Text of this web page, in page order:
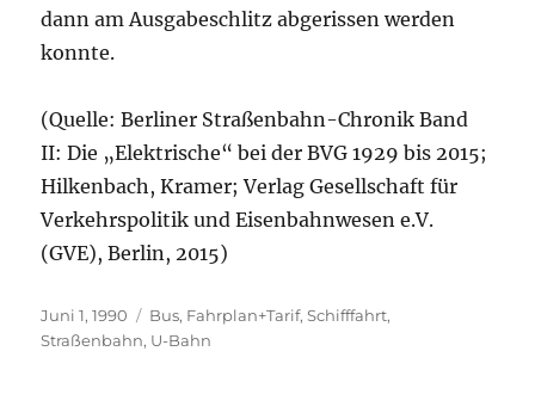
dann am Ausgabeschlitz abgerissen werden
konnte.
(Quelle: Berliner Straßenbahn-Chronik Band
II: Die „Elektrische“ bei der BVG 1929 bis 2015;
Hilkenbach, Kramer; Verlag Gesellschaft für
Verkehrspolitik und Eisenbahnwesen e.V.
(GVE), Berlin, 2015)
Veröffentlicht
am
Juni 1, 1990 Kategorien
Bus, Fahrplan+Tarif,Schifffahrt,
Straßenbahn, U-Bahn